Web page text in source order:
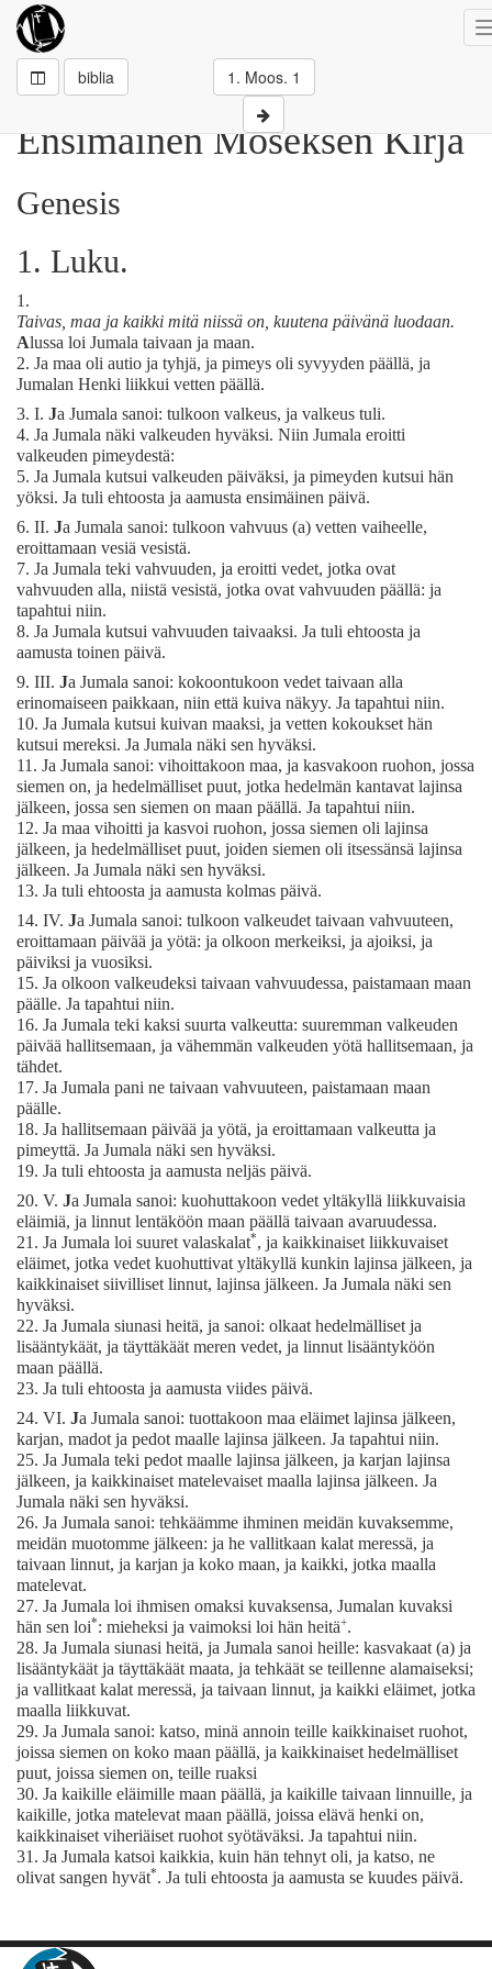
biblia
1. Moos. 1
Ensimäinen Moseksen Kirja
Genesis
1. Luku.
1.
Taivas, maa ja kaikki mitä niissä on, kuutena päivänä luodaan.
Alussa loi Jumala taivaan ja maan.
2. Ja maa oli autio ja tyhjä, ja pimeys oli syvyyden päällä, ja
Jumalan Henki liikkui vetten päällä.
3. I. Ja Jumala sanoi: tulkoon valkeus, ja valkeus tuli.
4. Ja Jumala näki valkeuden hyväksi. Niin Jumala eroitti
valkeuden pimeydestä:
5. Ja Jumala kutsui valkeuden päiväksi, ja pimeyden kutsui hän
yöksi. Ja tuli ehtoosta ja aamusta ensimäinen päivä.
6. II. Ja Jumala sanoi: tulkoon vahvuus (a) vetten vaiheelle,
eroittamaan vesiä vesistä.
7. Ja Jumala teki vahvuuden, ja eroitti vedet, jotka ovat
vahvuuden alla, niistä vesistä, jotka ovat vahvuuden päällä: ja
tapahtui niin.
8. Ja Jumala kutsui vahvuuden taivaaksi. Ja tuli ehtoosta ja
aamusta toinen päivä.
9. III. Ja Jumala sanoi: kokoontukoon vedet taivaan alla
erinomaiseen paikkaan, niin että kuiva näkyy. Ja tapahtui niin.
10. Ja Jumala kutsui kuivan maaksi, ja vetten kokoukset hän
kutsui mereksi. Ja Jumala näki sen hyväksi.
11. Ja Jumala sanoi: vihoittakoon maa, ja kasvakoon ruohon, jossa
siemen on, ja hedelmälliset puut, jotka hedelmän kantavat lajinsa
jälkeen, jossa sen siemen on maan päällä. Ja tapahtui niin.
12. Ja maa vihoitti ja kasvoi ruohon, jossa siemen oli lajinsa
jälkeen, ja hedelmälliset puut, joiden siemen oli itsessänsä lajinsa
jälkeen. Ja Jumala näki sen hyväksi.
13. Ja tuli ehtoosta ja aamusta kolmas päivä.
14. IV. Ja Jumala sanoi: tulkoon valkeudet taivaan vahvuuteen,
eroittamaan päivää ja yötä: ja olkoon merkeiksi, ja ajoiksi, ja
päiviksi ja vuosiksi.
15. Ja olkoon valkeudeksi taivaan vahvuudessa, paistamaan maan
päälle. Ja tapahtui niin.
16. Ja Jumala teki kaksi suurta valkeutta: suuremman valkeuden
päivää hallitsemaan, ja vähemmän valkeuden yötä hallitsemaan, ja
tähdet.
17. Ja Jumala pani ne taivaan vahvuuteen, paistamaan maan
päälle.
18. Ja hallitsemaan päivää ja yötä, ja eroittamaan valkeutta ja
pimeyttä. Ja Jumala näki sen hyväksi.
19. Ja tuli ehtoosta ja aamusta neljäs päivä.
20. V. Ja Jumala sanoi: kuohuttakoon vedet yltäkyllä liikkuvaisia
eläimiä, ja linnut lentäköön maan päällä taivaan avaruudessa.
21. Ja Jumala loi suuret valaskalat*, ja kaikkinaiset liikkuvaiset
eläimet, jotka vedet kuohuttivat yltäkyllä kunkin lajinsa jälkeen, ja
kaikkinaiset siivilliset linnut, lajinsa jälkeen. Ja Jumala näki sen
hyväksi.
22. Ja Jumala siunasi heitä, ja sanoi: olkaat hedelmälliset ja
lisääntykäät, ja täyttäkäät meren vedet, ja linnut lisääntyköön
maan päällä.
23. Ja tuli ehtoosta ja aamusta viides päivä.
24. VI. Ja Jumala sanoi: tuottakoon maa eläimet lajinsa jälkeen,
karjan, madot ja pedot maalle lajinsa jälkeen. Ja tapahtui niin.
25. Ja Jumala teki pedot maalle lajinsa jälkeen, ja karjan lajinsa
jälkeen, ja kaikkinaiset matelevaiset maalla lajinsa jälkeen. Ja
Jumala näki sen hyväksi.
26. Ja Jumala sanoi: tehkäämme ihminen meidän kuvaksemme,
meidän muotomme jälkeen: ja he vallitkaan kalat meressä, ja
taivaan linnut, ja karjan ja koko maan, ja kaikki, jotka maalla
matelevat.
27. Ja Jumala loi ihmisen omaksi kuvaksensa, Jumalan kuvaksi
hän sen loi*: mieheksi ja vaimoksi loi hän heitä+.
28. Ja Jumala siunasi heitä, ja Jumala sanoi heille: kasvakaat (a) ja
lisääntykäät ja täyttäkäät maata, ja tehkäät se teillenne alamaiseksi;
ja vallitkaat kalat meressä, ja taivaan linnut, ja kaikki eläimet, jotka
maalla liikkuvat.
29. Ja Jumala sanoi: katso, minä annoin teille kaikkinaiset ruohot,
joissa siemen on koko maan päällä, ja kaikkinaiset hedelmälliset
puut, joissa siemen on, teille ruaksi
30. Ja kaikille eläimille maan päällä, ja kaikille taivaan linnuille, ja
kaikille, jotka matelevat maan päällä, joissa elävä henki on,
kaikkinaiset viheriäiset ruohot syötäväksi. Ja tapahtui niin.
31. Ja Jumala katsoi kaikkia, kuin hän tehnyt oli, ja katso, ne
olivat sangen hyvät*. Ja tuli ehtoosta ja aamusta se kuudes päivä.